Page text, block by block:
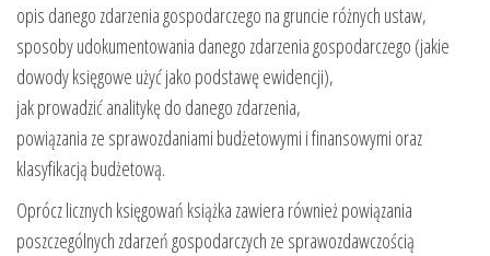
opis danego zdarzenia gospodarczego na gruncie różnych ustaw,
sposoby udokumentowania danego zdarzenia gospodarczego (jakie
dowody księgowe użyć jako podstawę ewidencji),
jak prowadzić analitykę do danego zdarzenia,
powiązania ze sprawozdaniami budżetowymi i finansowymi oraz
klasyfikacją budżetową.
Oprócz licznych księgowań książka zawiera również powiązania
poszczególnych zdarzeń gospodarczych ze sprawozdawczością